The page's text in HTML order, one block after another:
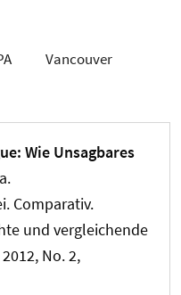
Vancouver
Wie Unsagbares
.
Comparativ.
und vergleichende
No. 2,